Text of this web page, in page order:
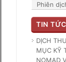
Phiên
TIN TỨC
DỊCH
MỤC KỸ
NOMAD